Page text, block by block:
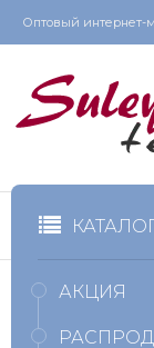
Оптовый интернет-
АКЦИЯ